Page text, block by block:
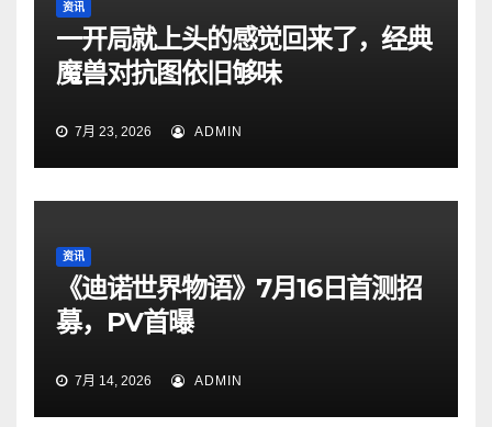
资讯
一开局就上头的感觉回来了，经典
魔兽对抗图依旧够味
7月 23, 2026 ADMIN
资讯
《迪诺世界物语》7月16日首测招
募，PV首曝
7月 14, 2026 ADMIN